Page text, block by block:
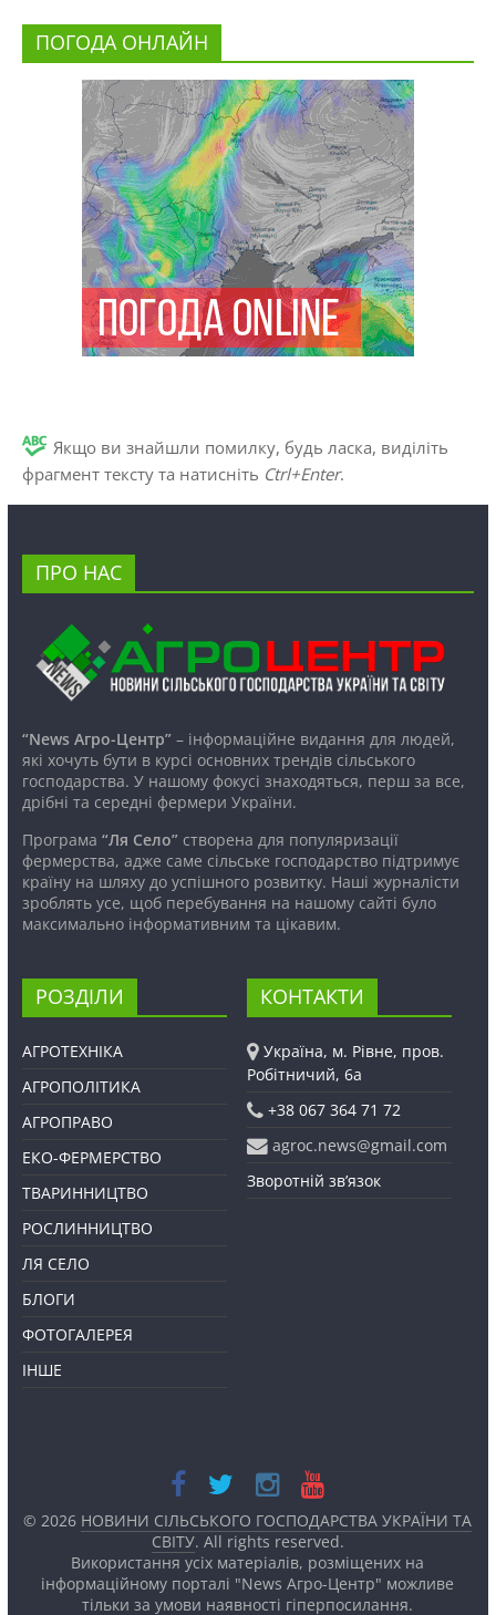
ПОГОДА ОНЛАЙН
Якщо ви знайшли помилку, будь ласка, виділіть
фрагмент тексту та натисніть Ctrl+Enter.
ПРО НАС
“News Агро-Центр”– інформаційне видання для людей,
які хочуть бути в курсі основних трендів сільського
господарства. У нашому фокусі знаходяться, перш за все,
дрібні та середні фермери України.
Програма “Ля Село”створена для популяризації
фермерства, адже саме сільське господарство підтримує
країну на шляху до успішного розвитку. Наші журналісти
зроблять усе, щоб перебування на нашому сайті було
максимально інформативним та цікавим.
РОЗДІЛИ
АГРОТЕХНІКА
АГРОПОЛІТИКА
АГРОПРАВО
ЕКО-ФЕРМЕРСТВО
ТВАРИННИЦТВО
РОСЛИННИЦТВО
ЛЯ СЕЛО
БЛОГИ
ФОТОГАЛЕРЕЯ
ІНШЕ
КОНТАКТИ
Україна, м. Рівне, пров.
Робітничий, 6а
+38 067 364 71 72
agroc.news@gmail.com
Зворотній зв’язок
© 2026 НОВИНИ СІЛЬСЬКОГО ГОСПОДАРСТВА УКРАЇНИ ТА
СВІТУ. All rights reserved.
Використання усіх матеріалів, розміщених на
інформаційному порталі "News Агро-Центр" можливе
тільки за умови наявності гіперпосилання.